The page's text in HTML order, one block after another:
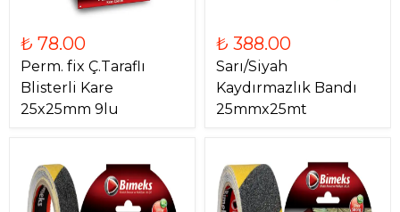
₺ 78.00
Perm. fix Ç.Taraflı
Blisterli Kare
25x25mm 9lu
₺ 388.00
Sarı/Siyah
Kaydırmazlık Bandı
25mmx25mt